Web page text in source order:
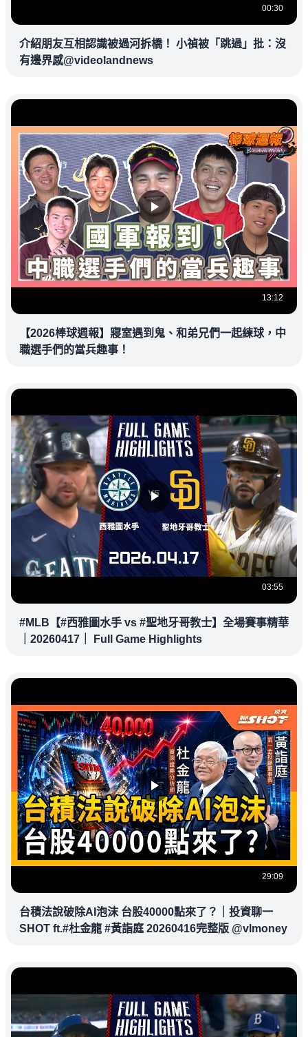
00:30
介紹朋友互相認識被過河拆橋！ 小禎被「跳過」批：沒
有邊界感@videolandnews
13:12
【2026棒球週報】寢室遇到鬼、和弟兄們一起練球，中
職選手們的當兵趣事！
03:55
#MLB【#西雅圖水手 vs #聖地牙哥教士】全場賽事精華
｜20260417｜ Full Game Highlights
29:09
台積法說破除AI泡沫 台股40000點來了？｜投資聊一
SHOT ft.#杜金龍 #黃詣庭 20260416完整版 @vlmoney